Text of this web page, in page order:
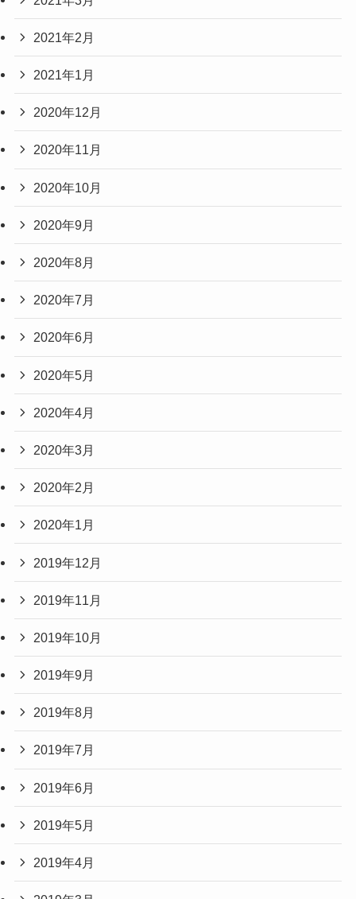
2021年2月
2021年1月
2020年12月
2020年11月
2020年10月
2020年9月
2020年8月
2020年7月
2020年6月
2020年5月
2020年4月
2020年3月
2020年2月
2020年1月
2019年12月
2019年11月
2019年10月
2019年9月
2019年8月
2019年7月
2019年6月
2019年5月
2019年4月